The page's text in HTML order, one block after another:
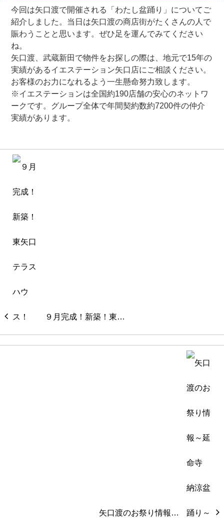
今回は矢口渡で開催される「わたし盆踊り」についてご
紹介しました。当日は矢口渡の商店街がたくさんの人で
賑わうことと思います。ぜひ足を運んでみてください
ね。
矢口渡、武蔵新田で物件をお探しの際は、地元で15年の
実績があるイエステーション矢口店にご相談ください。
お客様のお力になれるよう一生懸命努力致します。
※イエステーションは全国約190店舗の安心のネットワ
ークです。グループ全体で年間契約数約7200件の仲介
実績があります。
９月完成！新築！東…
矢口渡のお祭り情報…